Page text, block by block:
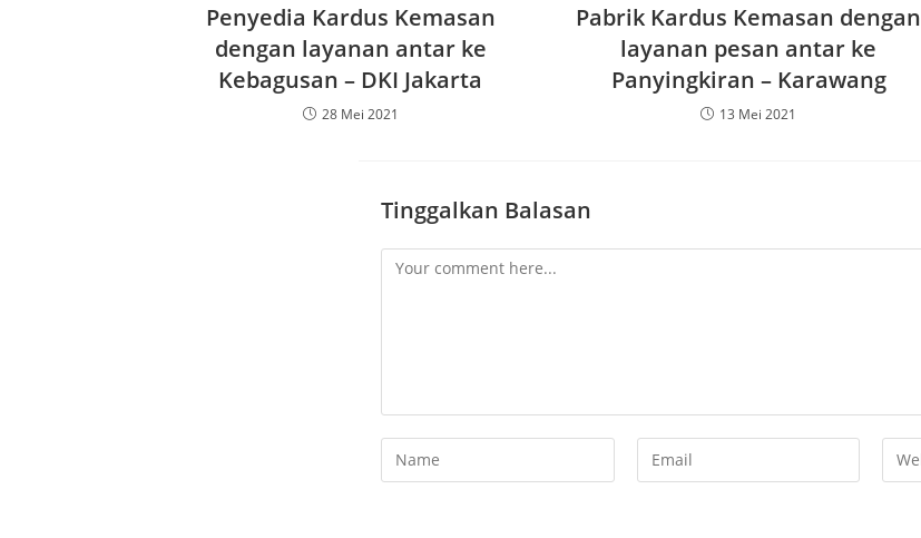
Penyedia Kardus Kemasan
dengan layanan antar ke
Kebagusan – DKI Jakarta
28 Mei 2021
Pabrik Kardus Kemasan dengan
layanan pesan antar ke
Panyingkiran – Karawang
13 Mei 2021
Tinggalkan Balasan